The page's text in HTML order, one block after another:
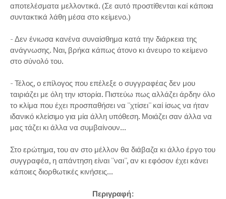
αποτελέσματα μελλοντικά. (Σε αυτό προστίθενται καί κάποια
συντακτικά λάθη μέσα στο κείμενο.)
- Δεν ένιωσα κανένα συναίσθημα κατά την διάρκεια της
ανάγνωσης. Ναι, βρήκα κάπως άτονο κι άνευρο το κείμενο
στο σύνολό του.
- Τέλος, ο επίλογος που επέλεξε ο συγγραφέας δεν μου
ταιριάζει με όλη την ιστορία. Πιστεύω πως αλλάζει άρδην όλο
το κλίμα που έχει προσπαθήσει να ''χτίσει'' καί ίσως να ήταν
ιδανικό κλείσιμο για μία άλλη υπόθεση. Μοιάζει σαν άλλα να
μας τάζει κι άλλα να συμβαίνουν...
Στο ερώτημα, του αν στο μέλλον θα διάβαζα κι άλλο έργο του
συγγραφέα, η απάντηση είναι ''ναι'', αν κι εφόσον έχει κάνει
κάποιες διορθωτικές κινήσεις...
Περιγραφή: